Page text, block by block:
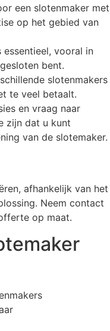
een slotenmaker met
op het gebied van
essentieel, vooral in
bent.
slotenmakers
te veel betaalt.
en vraag naar
zijn dat u kunt
van de slotemaker.
afhankelijk van het
Neem contact
op maat.